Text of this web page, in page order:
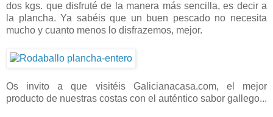
dos kgs. que disfruté de la manera más sencilla, es decir a
la plancha. Ya sabéis que un buen pescado no necesita
mucho y cuanto menos lo disfrazemos, mejor.
Os invito a que visitéis Galicianacasa.com, el mejor
producto de nuestras costas con el auténtico sabor gallego...